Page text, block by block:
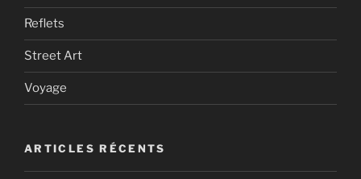
Reflets
Street Art
Voyage
ARTICLES RÉCENTS